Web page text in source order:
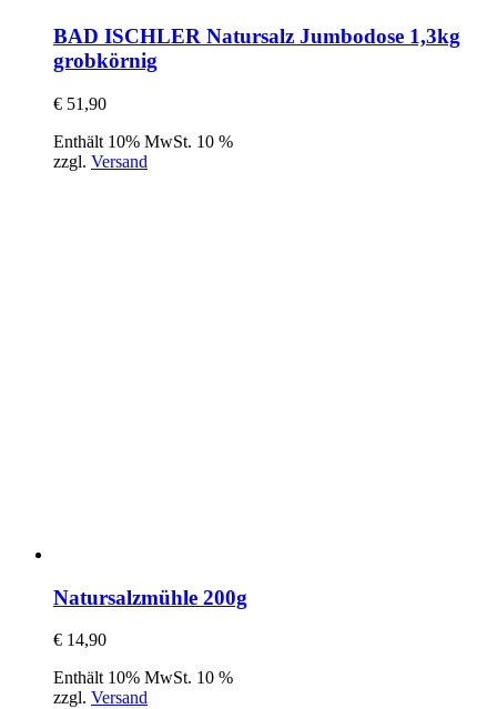
BAD ISCHLER Natursalz Jumbodose 1,3kg
grobkörnig
€ 51,90
Enthält 10% MwSt. 10 %
zzgl. Versand
Natursalzmühle 200g
€ 14,90
Enthält 10% MwSt. 10 %
zzgl. Versand